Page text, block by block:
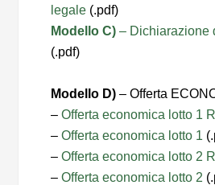
legale (.pdf)
Modello C) – Dichiarazione
(.pdf)
Modello D) – Offerta
–Offerta economica lotto 1
–Offerta economica lotto 1
–Offerta economica lotto 2
–Offerta economica lotto 2